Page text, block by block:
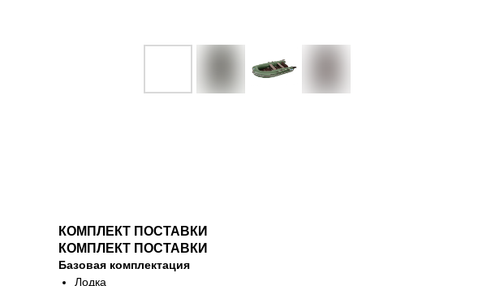
КОМПЛЕКТ ПОСТАВКИ
КОМПЛЕКТ ПОСТАВКИ
Базовая комплектация
Лодка